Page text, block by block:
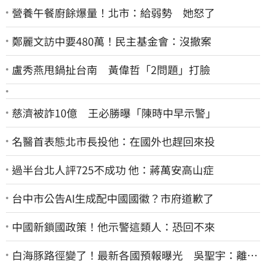
營養午餐廚餘爆量！北市：給弱勢 她怒了
鄭麗文訪中要480萬！民主基金會：沒撤案
盧秀燕甩鍋扯台南 黃偉哲「2問題」打臉
慈濟被詐10億 王必勝曝「陳時中早示警」
名醫首表態北市長投他：在國外也趕回來投
過半台北人評725不成功 他：蔣萬安高山症
台中市公告AI生成配中國國徽？市府道歉了
中國新鎖國政策！他示警這類人：恐回不來
白海豚路徑變了！最新各國預報曝光 吳聖宇：離台